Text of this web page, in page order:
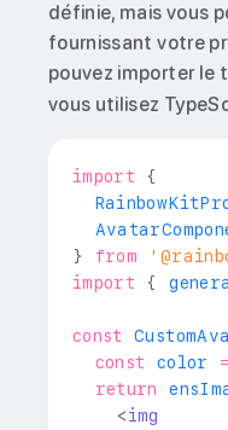
définie, mais vous
fournissant votre
pouvez importer le
vous utilisez
import
{
}
from
import
{
const
const color =
return
<img